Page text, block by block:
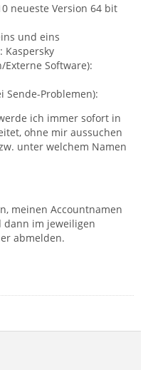
neueste Version 64 bit
und eins
Kaspersky
Software):
Sende-Problemen):
ich immer sofort in
ohne mir aussuchen
unter welchem Namen
meinen Accountnamen
dann im jeweiligen
abmelden.